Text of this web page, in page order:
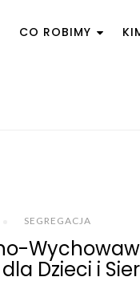
CO ROBIMY
SEGREGACJA
Dzieci i